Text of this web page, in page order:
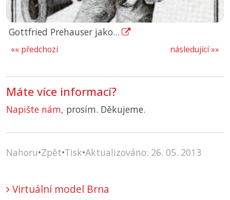
Gottfried Prehauser jako...
následující »»
«« předchozí
Máte více informací?
Napište nám, prosím. Děkujeme.
Nahoru•Zpět•Tisk•Aktualizováno: 26. 05. 2013
Virtuální model Brna